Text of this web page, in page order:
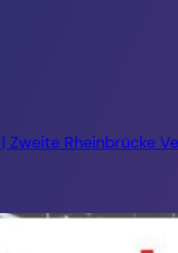
Zweite Rheinbrücke